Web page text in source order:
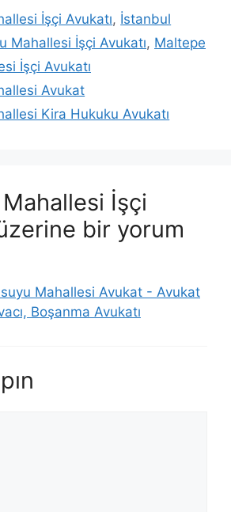
İşçi Avukatı, İstanbul
Mahallesi İşçi Avukatı, Maltepe
İşçi Avukatı
Avukat
Kira Hukuku Avukatı
İşçi
bir yorum
Mahallesi Avukat - Avukat
Boşanma Avukatı